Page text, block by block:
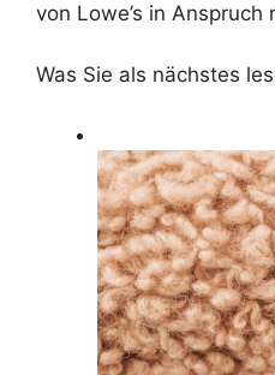
von Lowe’s in Anspruch
Was Sie als nächstes